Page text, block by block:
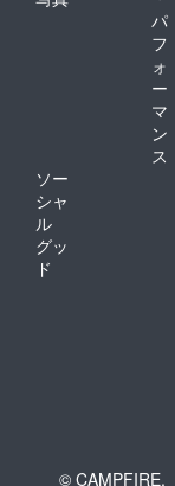
パ
フ
ォ
ー
マ
ン
ス
ソー
シャ
ル
グッ
ド
© CAMPFIRE,